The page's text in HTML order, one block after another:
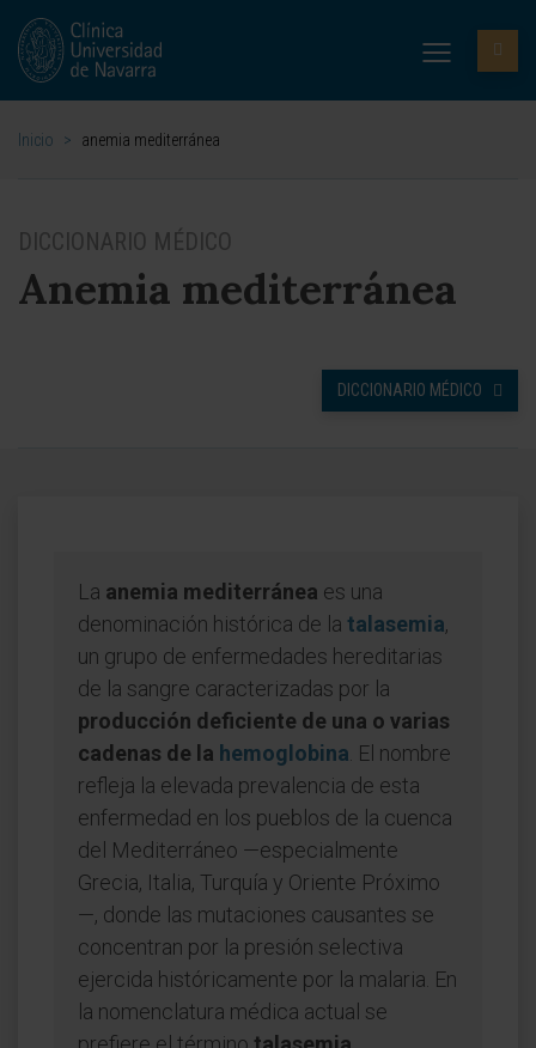
Inicio > anemia mediterránea
DICCIONARIO MÉDICO
Anemia mediterránea
DICCIONARIO MÉDICO
La anemia mediterránea es una
denominación histórica de la talasemia,
un grupo de enfermedades hereditarias
de la sangre caracterizadas por la
producción deficiente de una o varias
cadenas de la hemoglobina . El nombre
refleja la elevada prevalencia de esta
enfermedad en los pueblos de la cuenca
del Mediterráneo —especialmente
Grecia, Italia, Turquía y Oriente Próximo
—, donde las mutaciones causantes se
concentran por la presión selectiva
ejercida históricamente por la malaria. En
la nomenclatura médica actual se